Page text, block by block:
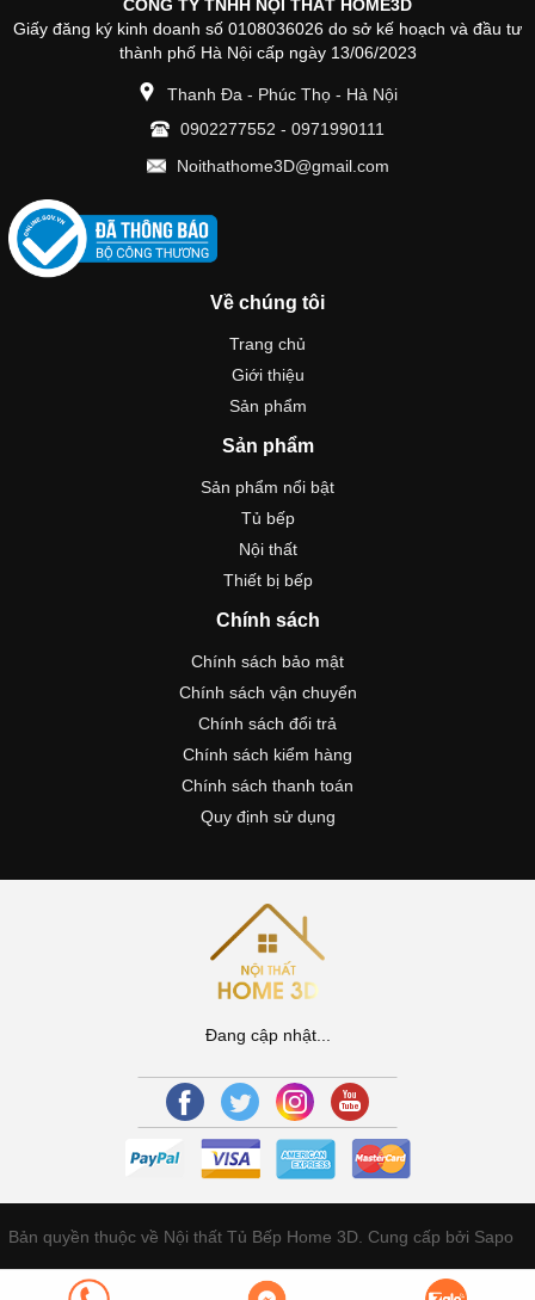
CÔNG TY TNHH NỘI THẤT HOME3D
Giấy đăng ký kinh doanh số 0108036026 do sở kế hoạch và đầu tư
thành phố Hà Nội cấp ngày 13/06/2023
Thanh Đa - Phúc Thọ - Hà Nội
0902277552 - 0971990111
Noithathome3D@gmail.com
Về chúng tôi
Trang chủ
Giới thiệu
Sản phẩm
Sản phẩm
Sản phẩm nổi bật
Tủ bếp
Nội thất
Thiết bị bếp
Chính sách
Chính sách bảo mật
Chính sách vận chuyển
Chính sách đổi trả
Chính sách kiểm hàng
Chính sách thanh toán
Quy định sử dụng
Đang cập nhật...
Bản quyền thuộc về Nội thất Tủ Bếp Home 3D. Cung cấp bởi Sapo